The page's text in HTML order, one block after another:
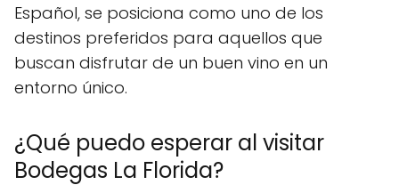
Español, se posiciona como uno de los
destinos preferidos para aquellos que
buscan disfrutar de un buen vino en un
entorno único.
¿Qué puedo esperar al visitar
Bodegas La Florida?